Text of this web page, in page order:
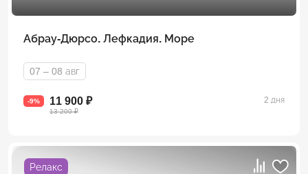
Абрау-Дюрсо. Лефкадия. Море
07 – 08 авг
-9% 11 900 ₽
13 200 ₽
2 дня
Релакс